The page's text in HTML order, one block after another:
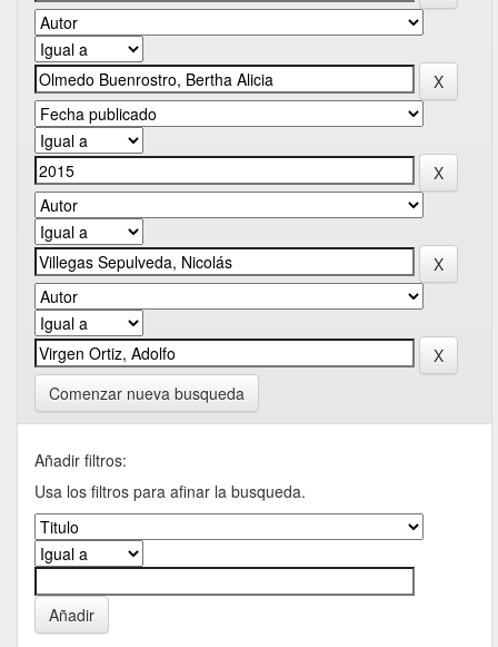
Comenzar nueva busqueda
Añadir filtros:
Usa los filtros para afinar la busqueda.